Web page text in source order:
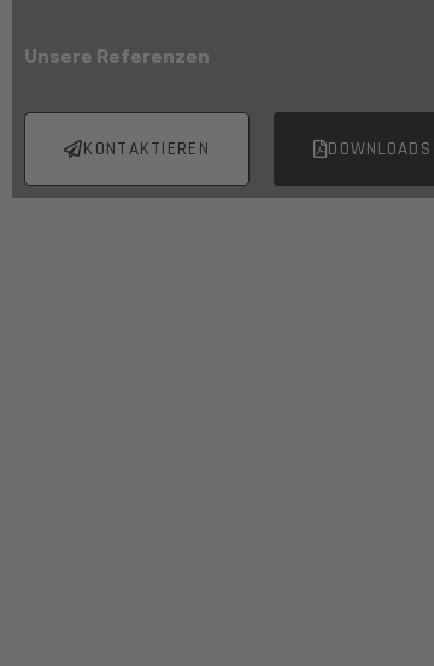
Unsere Referenzen
KONTAKTIEREN DOWNLOADS